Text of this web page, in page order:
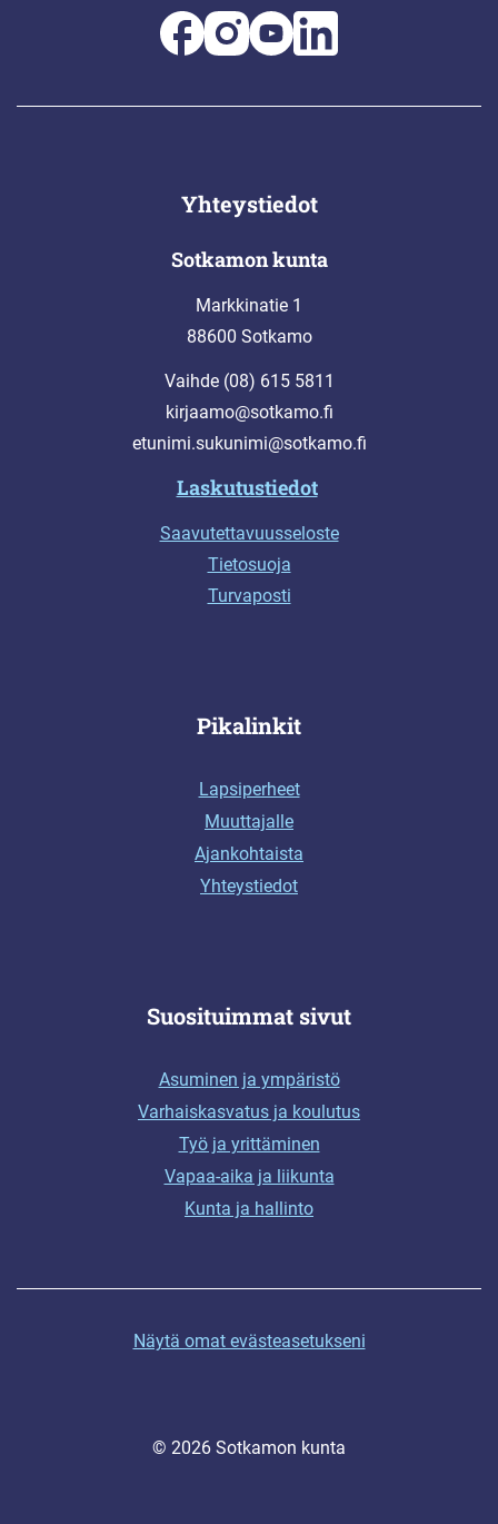
Yhteystiedot
Sotkamon kunta
Markkinatie 1
88600 Sotkamo
Vaihde (08) 615 5811
kirjaamo@sotkamo.fi
etunimi.sukunimi@sotkamo.fi
Laskutustiedot
Saavutettavuusseloste
Tietosuoja
Turvaposti
Pikalinkit
Lapsiperheet
Muuttajalle
Ajankohtaista
Yhteystiedot
Suosituimmat sivut
Asuminen ja ympäristö
Varhaiskasvatus ja koulutus
Työ ja yrittäminen
Vapaa-aika ja liikunta
Kunta ja hallinto
Näytä omat evästeasetukseni
© 2026 Sotkamon kunta